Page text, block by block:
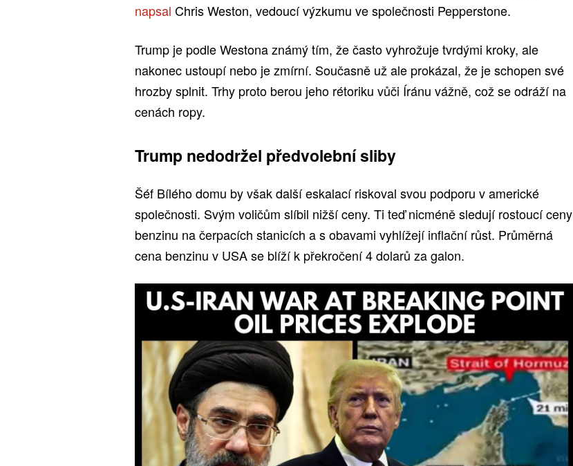
napsal Chris Weston, vedoucí výzkumu ve společnosti Pepperstone.
Trump je podle Westona známý tím, že často vyhrožuje tvrdými kroky, ale
nakonec ustoupí nebo je zmírní. Současně už ale prokázal, že je schopen své
hrozby splnit. Trhy proto berou jeho rétoriku vůči Íránu vážně, což se odráží na
cenách ropy.
Trump nedodržel předvolební sliby
Šéf Bílého domu by však další eskalací riskoval svou podporu v americké
společnosti. Svým voličům slíbil nižší ceny. Ti teď nicméně sledují rostoucí ceny
benzinu na čerpacích stanicích a s obavami vyhlížejí inflační růst. Průměrná
cena benzinu v USA se blíží k překročení 4 dolarů za galon.